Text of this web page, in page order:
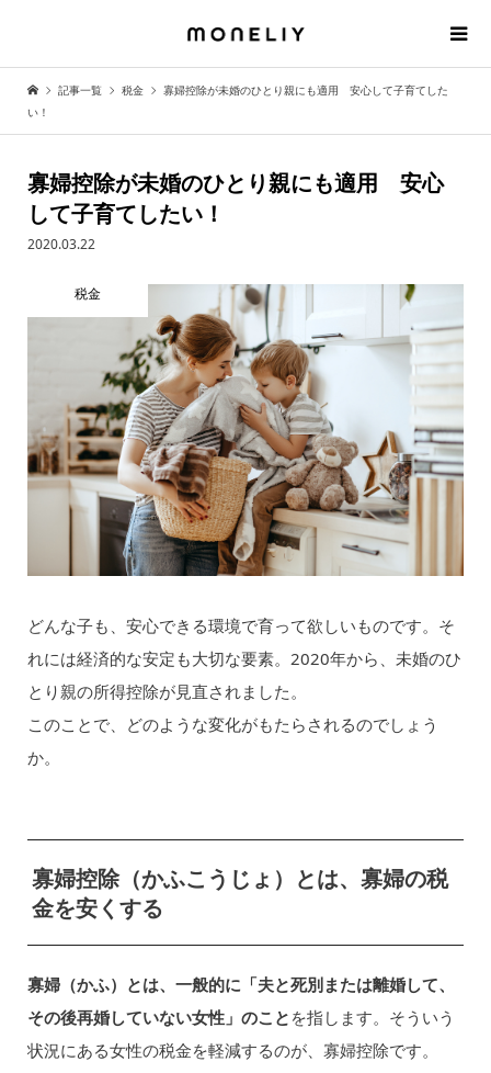
記事一覧 税金
寡婦控除が未婚のひとり親にも適用 安心して子育てした
い！
寡婦控除が未婚のひとり親にも適用 安心
して子育てしたい！
2020.03.22
税金
どんな子も、安心できる環境で育って欲しいものです。そ
れには経済的な安定も大切な要素。2020年から、未婚のひ
とり親の所得控除が見直されました。
このことで、どのような変化がもたらされるのでしょう
か。
寡婦控除（かふこうじょ）とは、寡婦の税
金を安くする
寡婦（かふ）とは、一般的に「夫と死別または離婚して、
その後再婚していない女性」のこと を指します。そういう
状況にある女性の税金を軽減するのが、寡婦控除です。